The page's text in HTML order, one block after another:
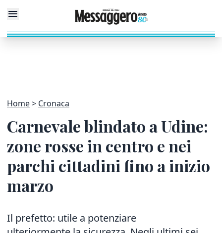
Home Cronaca
Carnevale blindato a Udine:
zone rosse in centro e nei
parchi cittadini fino a inizio
marzo
Il prefetto: utile a potenziare